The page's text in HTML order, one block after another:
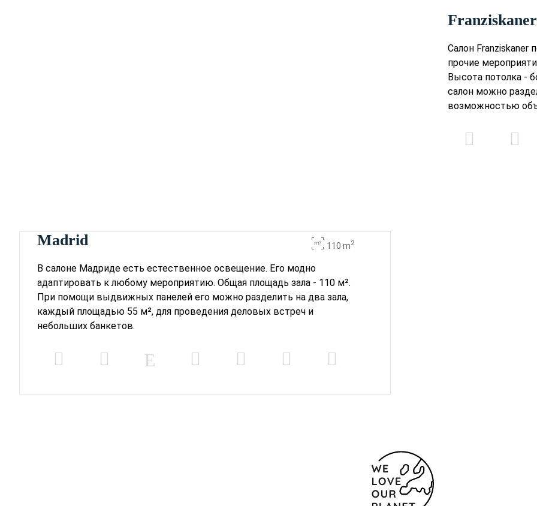
Franziskaner
Салон Franziskaner
прочие
Высота потолка -
салон можно
возможностью
Madrid 110 m2
В салоне Мадриде есть естественное освещение. Его модно
адаптировать к любому мероприятию. Общая площадь зала - 110 м².
При помощи выдвижных панелей его можно разделить на два зала,
каждый площадью 55 м², для проведения деловых встреч и
небольших банкетов.